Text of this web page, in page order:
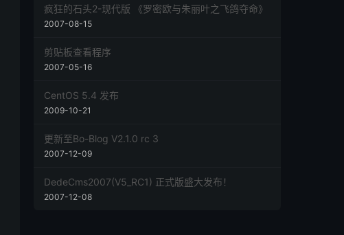
疯狂的石头2-现代版 《罗密欧与朱丽叶之飞鸽夺命》
2007-08-15
剪贴板查看程序
2007-05-16
CentOS 5.4 发布
2009-10-21
更新至Bo-Blog V2.1.0 rc 3
2007-12-09
DedeCms2007(V5_RC1) 正式版盛大发布！
2007-12-08